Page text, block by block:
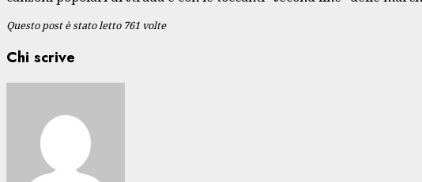
Questo post è stato letto 761 volte
Chi scrive